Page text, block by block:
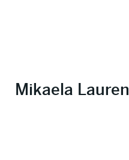
Mikaela Lauren